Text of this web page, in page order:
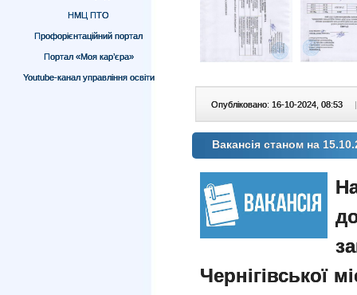
НМЦ ПТО
Профорієнтаційний портал
Портал «Моя кар’єра»
Youtube-канал управління освіти
Опубліковано: 16-10-2024, 08:53 |
Вакансія станом на
Чернігівської